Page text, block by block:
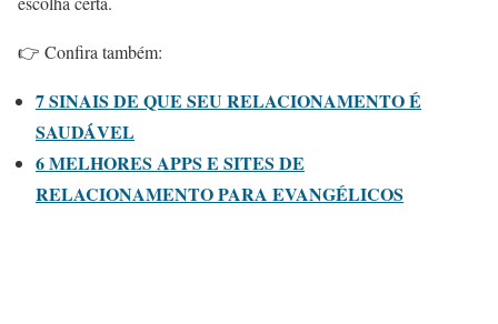
👉 Confira também:
7 SINAIS DE QUE SEU RELACIONAMENTO É
SAUDÁVEL
6 MELHORES APPS E SITES DE
RELACIONAMENTO PARA EVANGÉLICOS